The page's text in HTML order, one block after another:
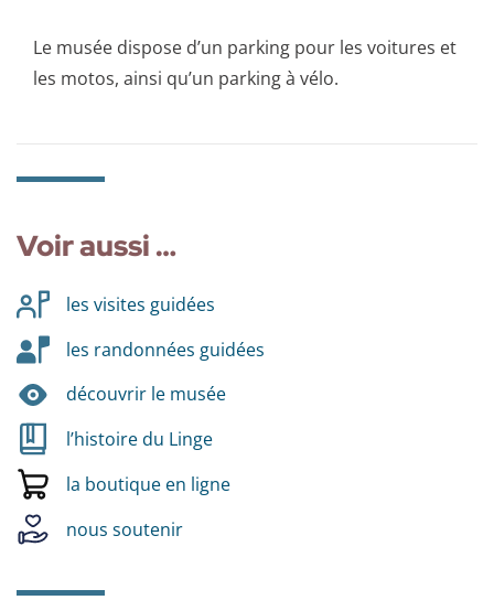
Le musée dispose d’un parking pour les voitures et
les motos, ainsi qu’un parking à vélo.
Voir aussi …
les visites guidées
les randonnées guidées
découvrir le musée
l’histoire du Linge
la boutique en ligne
nous soutenir